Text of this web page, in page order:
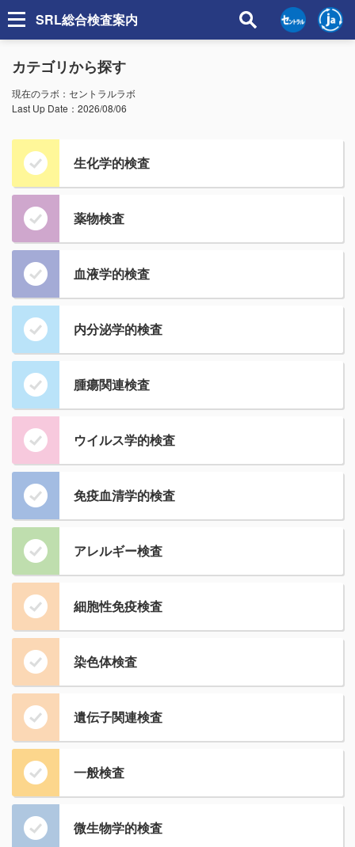
SRL総合検査案内
カテゴリから探す
現在のラボ： セントラルラボ
Last Up Date： 2026/08/06
生化学的検査
薬物検査
血液学的検査
内分泌学的検査
腫瘍関連検査
ウイルス学的検査
免疫血清学的検査
アレルギー検査
細胞性免疫検査
染色体検査
遺伝子関連検査
一般検査
微生物学的検査